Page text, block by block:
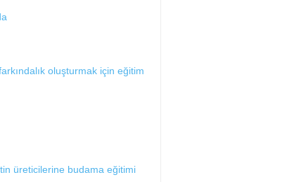
oluşturmak için eğitim
üreticilerine budama eğitimi